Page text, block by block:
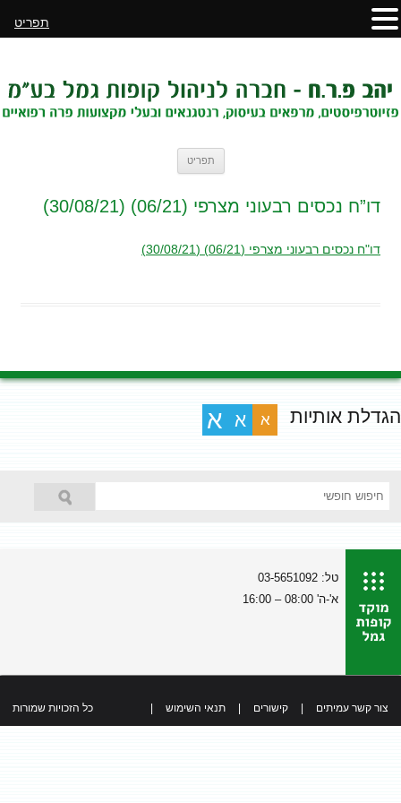
תפריט
דו”ח נכסים רבעוני מצרפי (06/21) (30/08/21)
דו"ח נכסים רבעוני מצרפי (06/21) (30/08/21)
הגדלת אותיות א א א
טל: 03-5651092
א'-ה' 08:00 – 16:00
צור קשר עמיתים קישורים תנאי השימוש כל הזכויות שמורות
תפריט